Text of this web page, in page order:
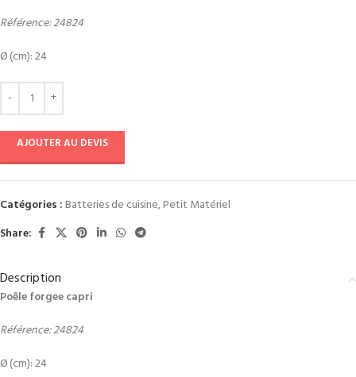
Référence: 24824
Ø (cm): 24
AJOUTER AU DEVIS
Catégories : Batteries de cuisine,Petit Matériel
Share:
Description
Poêle forgee capri
Référence: 24824
Ø (cm): 24